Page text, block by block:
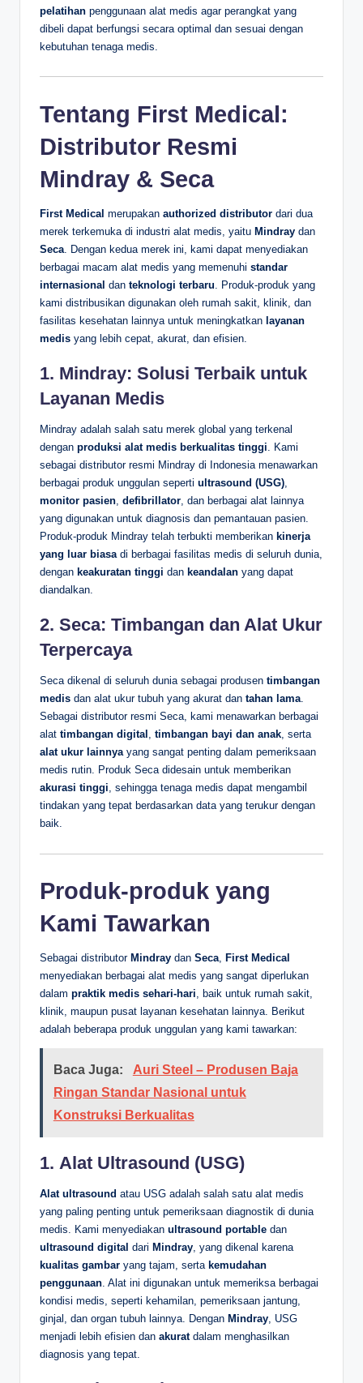
pelatihan penggunaan alat medis agar perangkat yang
dibeli dapat berfungsi secara optimal dan sesuai dengan
kebutuhan tenaga medis.
Tentang First Medical:
Distributor Resmi
Mindray & Seca
First Medical merupakan authorized distributor dari dua
merek terkemuka di industri alat medis, yaitu Mindray dan
Seca . Dengan kedua merek ini, kami dapat menyediakan
berbagai macam alat medis yang memenuhi standar
internasional dan teknologi terbaru . Produk-produk yang
kami distribusikan digunakan oleh rumah sakit, klinik, dan
fasilitas kesehatan lainnya untuk meningkatkan layanan
medis yang lebih cepat, akurat, dan efisien.
1. Mindray: Solusi Terbaik untuk
Layanan Medis
Mindray adalah salah satu merek global yang terkenal
dengan produksi alat medis berkualitas tinggi . Kami
sebagai distributor resmi Mindray di Indonesia menawarkan
berbagai produk unggulan seperti ultrasound (USG)
monitor pasien defibrillator , dan berbagai alat lainnya
yang digunakan untuk diagnosis dan pemantauan pasien.
Produk-produk Mindray telah terbukti memberikan kinerja
yang luar biasa di berbagai fasilitas medis di seluruh dunia,
dengan keakuratan tinggi dan keandalan yang dapat
diandalkan.
2. Seca: Timbangan dan Alat Ukur
Terpercaya
Seca dikenal di seluruh dunia sebagai produsen timbangan
medis dan alat ukur tubuh yang akurat dan tahan lama
Sebagai distributor resmi Seca, kami menawarkan berbagai
alat timbangan digital timbangan bayi dan anak , serta
alat ukur lainnya yang sangat penting dalam pemeriksaan
medis rutin. Produk Seca didesain untuk memberikan
akurasi tinggi , sehingga tenaga medis dapat mengambil
tindakan yang tepat berdasarkan data yang terukur dengan
baik.
Produk-produk yang
Kami Tawarkan
Sebagai distributor Mindray dan Seca, First Medical
menyediakan berbagai alat medis yang sangat diperlukan
dalam praktik medis sehari-hari, baik untuk rumah sakit,
klinik, maupun pusat layanan kesehatan lainnya. Berikut
adalah beberapa produk unggulan yang kami tawarkan:
Baca Juga:
Auri Steel – Produsen Baja
Ringan Standar Nasional untuk
Konstruksi Berkualitas
1. Alat Ultrasound (USG)
Alat ultrasound atau USG adalah salah satu alat medis
yang paling penting untuk pemeriksaan diagnostik di dunia
medis. Kami menyediakan ultrasound portable dan
ultrasound digital dari Mindray , yang dikenal karena
kualitas gambar yang tajam, serta kemudahan
penggunaan . Alat ini digunakan untuk memeriksa berbagai
kondisi medis, seperti kehamilan, pemeriksaan jantung,
ginjal, dan organ tubuh lainnya. Dengan Mindray , USG
menjadi lebih efisien dan akuratdalam menghasilkan
diagnosis yang tepat.